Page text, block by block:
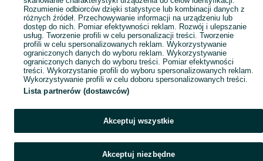
Rozumienie odbiorców dzięki statystyce lub kombinacji danych z
różnych źródeł. Przechowywanie informacji na urządzeniu lub
dostęp do nich. Pomiar efektywności reklam. Rozwój i ulepszanie
usług. Tworzenie profili w celu personalizacji treści. Tworzenie
profili w celu spersonalizowanych reklam. Wykorzystywanie
ograniczonych danych do wyboru reklam. Wykorzystywanie
ograniczonych danych do wyboru treści. Pomiar efektywności
treści. Wykorzystanie profili do wyboru spersonalizowanych reklam.
Wykorzystywanie profili w celu doboru spersonalizowanych treści.
Lista partnerów (dostawców)
Akceptuj wszystkie
Akceptuj niezbędne